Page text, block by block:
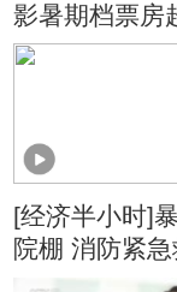
影暑期档票房
元
[经济半小时]
院棚 消防紧急